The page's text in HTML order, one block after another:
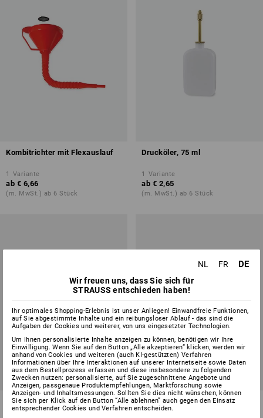
Kombitrichter mit Flexauslauf
1 Variante
ab € 6,66
(m. MwSt.) ab 6 Stück
Drucköler, 75 ml
1 Variante
ab € 2,65
(m. MwSt.) ab 6 Stück
e.s. Mehrzweckfett
e.s. Mehrzweckfett,
Schraubkartusche
NL FR DE
Wir freuen uns, dass Sie sich für
STRAUSS entschieden haben!
Ihr optimales Shopping-Erlebnis ist unser Anliegen! Einwandfreie Funktionen,
auf Sie abgestimmte Inhalte und ein reibungsloser Ablauf - das sind die
Aufgaben der Cookies und weiterer, von uns eingesetzter Technologien.
Um Ihnen personalisierte Inhalte anzeigen zu können, benötigen wir Ihre
Einwilligung. Wenn Sie auf den Button „Alle akzeptieren“ klicken, werden wir
anhand von Cookies und weiteren (auch KI-gestützten) Verfahren
Informationen über Ihre Interaktionen auf unserer Internetseite sowie Daten
aus dem Bestellprozess erfassen und diese insbesondere zu folgenden
Zwecken nutzen: personalisierte, auf Sie zugeschnittene Angebote und
Anzeigen, passgenaue Produktempfehlungen, Marktforschung sowie
Anzeigen- und Inhaltsmessungen. Sollten Sie dies nicht wünschen, können
Sie sich per Klick auf den Button “Alle ablehnen” auch gegen den Einsatz
entsprechender Cookies und Verfahren entscheiden.